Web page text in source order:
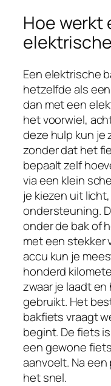
Hoe werkt
Een elektrische
hetzelfde als
dan met een
het voorwiel,
deze hulp kun je
zonder dat het
bepaalt zelf
via een klein
je kiezen uit
ondersteuning.
onder de bak of
met een stekker
accu kun je
honderd
zwaar je laadt
gebruikt. Het
bakfiets vraagt
begint. De fiets
een gewone
aanvoelt. Na
het snel.